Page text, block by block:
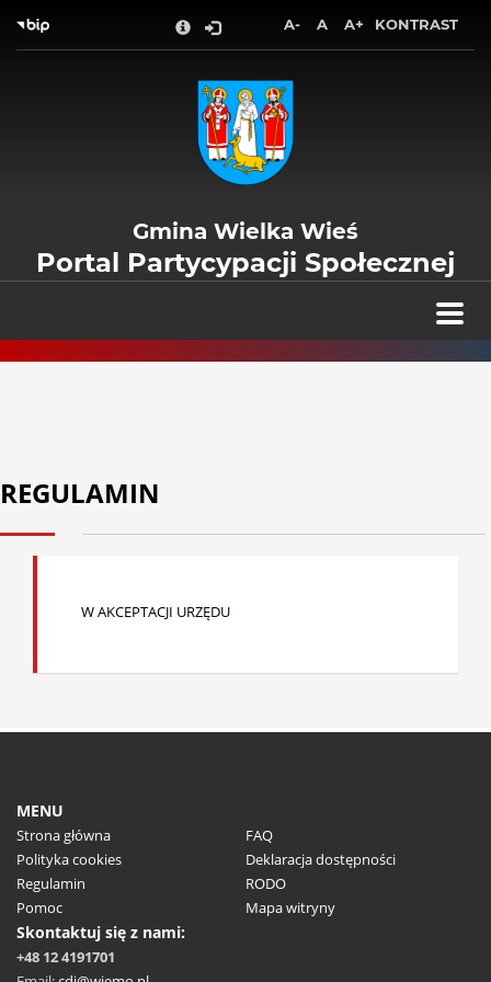
Przejdź do treści głównej
Przejdź do menu górnego
Przejdź do mapy serwisu
A- A A+ KONTRAST
Gmina Wielka Wieś
Portal Partycypacji Społecznej
REGULAMIN
W AKCEPTACJI URZĘDU
MENU
Strona główna
Polityka cookies
Regulamin
Pomoc
FAQ
Deklaracja dostępności
RODO
Mapa witryny
Skontaktuj się z nami:
+48 12 4191701